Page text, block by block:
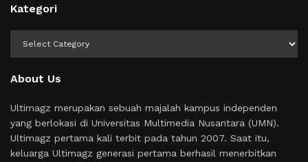
Kategori
About Us
Ultimagz merupakan sebuah majalah kampus independen
yang berlokasi di Universitas Multimedia Nusantara (UMN).
Ultimagz pertama kali terbit pada tahun 2007. Saat itu,
keluarga Ultimagz generasi pertama berhasil menerbitkan